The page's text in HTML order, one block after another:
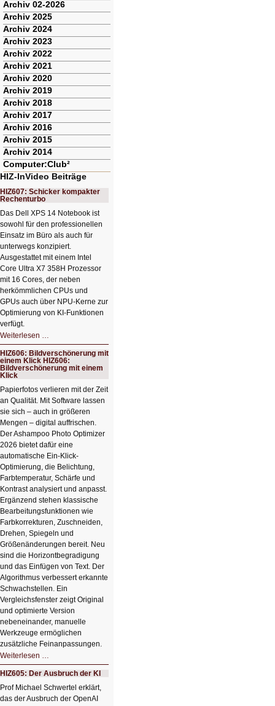
Archiv 02-2026
Archiv 2025
Archiv 2024
Archiv 2023
Archiv 2022
Archiv 2021
Archiv 2020
Archiv 2019
Archiv 2018
Archiv 2017
Archiv 2016
Archiv 2015
Archiv 2014
Computer:Club²
HIZ-InVideo Beiträge
HIZ607: Schicker kompakter
Rechenturbo
Das Dell XPS 14 Notebook ist
sowohl für den professionellen
Einsatz im Büro als auch für
unterwegs konzipiert.
Ausgestattet mit einem Intel
Core Ultra X7 358H Prozessor
mit 16 Cores, der neben
herkömmlichen CPUs und
GPUs auch über NPU-Kerne zur
Optimierung von KI-Funktionen
verfügt.
Weiterlesen …
Schicker
kompakter
Rechenturbo
HIZ606: Bildverschönerung mit
einem Klick HIZ606:
Bildverschönerung mit einem
Klick
Papierfotos verlieren mit der Zeit
an Qualität. Mit Software lassen
sie sich – auch in größeren
Mengen – digital auffrischen.
Der Ashampoo Photo Optimizer
2026 bietet dafür eine
automatische Ein-Klick-
Optimierung, die Belichtung,
Farbtemperatur, Schärfe und
Kontrast analysiert und anpasst.
Ergänzend stehen klassische
Bearbeitungsfunktionen wie
Farbkorrekturen, Zuschneiden,
Drehen, Spiegeln und
Größenänderungen bereit. Neu
sind die Horizontbegradigung
und das Einfügen von Text. Der
Algorithmus verbessert erkannte
Schwachstellen. Ein
Vergleichsfenster zeigt Original
und optimierte Version
nebeneinander, manuelle
Werkzeuge ermöglichen
zusätzliche Feinanpassungen.
Weiterlesen …
Bildverschönerung
mit
einem
Klick
HIZ606:
Bildverschönerung
HIZ605: Der Ausbruch der KI
Prof Michael Schwertel erklärt,
das der Ausbruch der OpenAI